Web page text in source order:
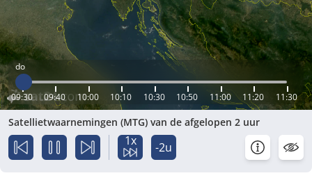
do
09:30 09:40 10:00 10:10 10:30 10:50 11:00 11:20 11:30
Satellietwaarnemingen (MTG) van de afgelopen 2 uur
1x -2u